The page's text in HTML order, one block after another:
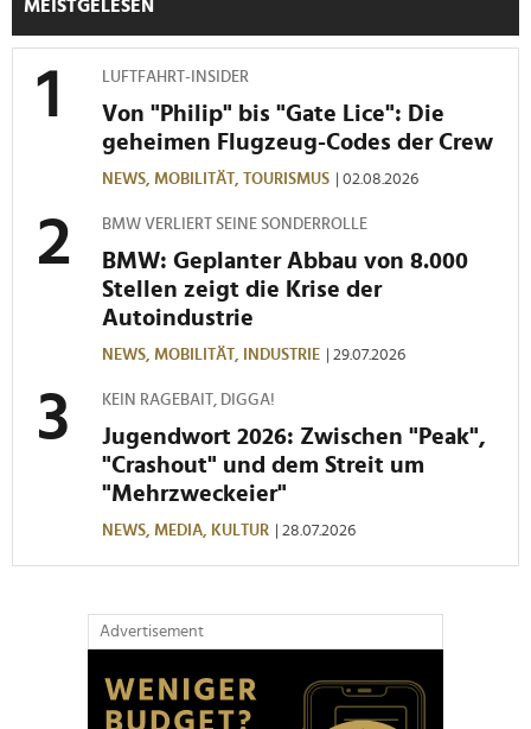
personalisieren, Funktionen für soziale Medien anbieten
zu können und die Zugriffe auf unsere Website zu
analysieren. Außerdem geben wir Informationen zu Ihrer
Verwendung unserer Website an unsere Partner für
soziale Medien, Werbung und Analysen weiter. Unsere
weiteren Daten zusammen, die Sie ihnen bereitgestellt
haben oder die sie im Rahmen Ihrer Nutzung der Dienste
gesammelt haben.
MEISTGELESEN
LUFTFAHRT-INSIDER
Von "Philip" bis "Gate Lice": Die
geheimen Flugzeug-Codes der Crew
NEWS, MOBILITÄT, TOURISMUS | 02.08.2026
BMW VERLIERT SEINE SONDERROLLE
BMW: Geplanter Abbau von 8.000
Stellen zeigt die Krise der
Autoindustrie
NEWS, MOBILITÄT, INDUSTRIE | 29.07.2026
KEIN RAGEBAIT, DIGGA!
Jugendwort 2026: Zwischen "Peak",
"Crashout" und dem Streit um
"Mehrzweckeier"
NEWS, MEDIA, KULTUR | 28.07.2026
Advertisement